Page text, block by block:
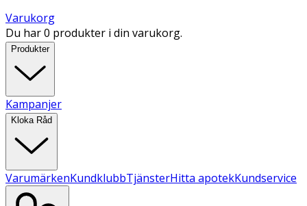
Varukorg
Du har 0 produkter i din varukorg.
Produkter
Kampanjer
Kloka Råd
VarumärkenKundklubbTjänsterHitta apotekKundservice